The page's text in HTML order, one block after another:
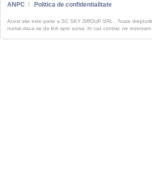
ANPC
Politica de confidentialitate
Acest site este parte a SC SKY GROUP SRL . Toate
numai daca se da link spre sursa. In caz contrar, ne